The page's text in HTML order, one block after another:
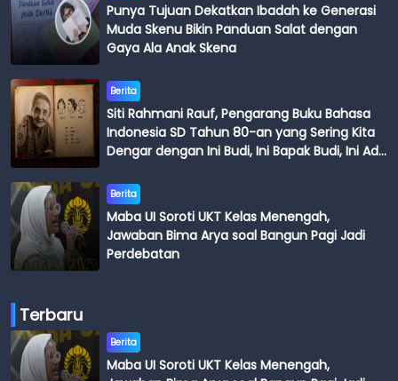
Punya Tujuan Dekatkan Ibadah ke Generasi
Muda Skenu Bikin Panduan Salat dengan
Gaya Ala Anak Skena
Berita
Siti Rahmani Rauf, Pengarang Buku Bahasa
Indonesia SD Tahun 80-an yang Sering Kita
Dengar dengan Ini Budi, Ini Bapak Budi, Ini Adik
Berita
Maba UI Soroti UKT Kelas Menengah,
Jawaban Bima Arya soal Bangun Pagi Jadi
Perdebatan
Terbaru
Berita
Maba UI Soroti UKT Kelas Menengah,